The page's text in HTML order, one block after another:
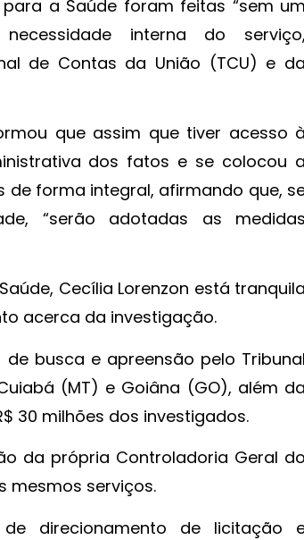
a Saúde foram feitas “sem um
interna do serviço,
de Contas da União (TCU) e da
que assim que tiver acesso à
dos fatos e se colocou a
forma integral, afirmando que,
“serão adotadas as medidas
Cecília Lorenzon está tranquila
acerca da investigação.
busca e apreensão pelo Tribunal
(MT) e Goiâna (GO), além da
30 milhões dos investigados.
da própria Controladoria Geral do
mesmos serviços.
direcionamento de licitação